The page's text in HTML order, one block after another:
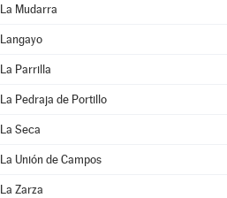
La Mudarra
Langayo
La Parrilla
La Pedraja de Portillo
La Seca
La Unión de Campos
La Zarza